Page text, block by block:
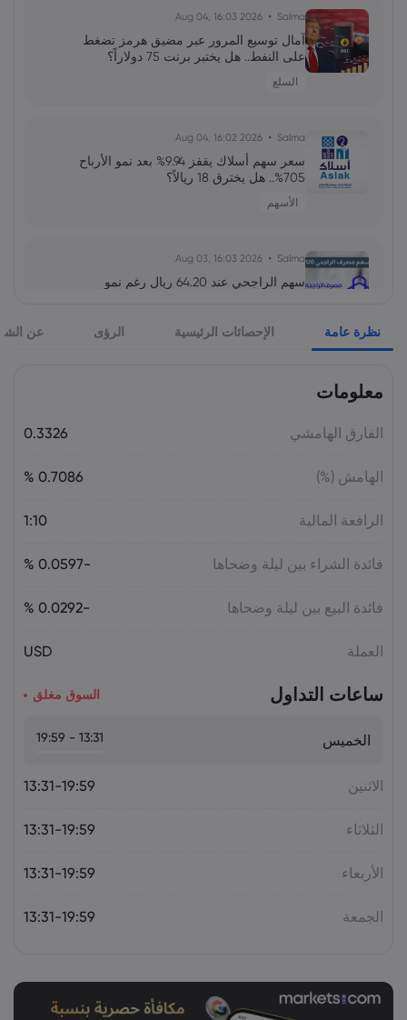
لعام 2027 وسط تغيرات في العرض والطلب
Salma
2026 Aug 04, 16:03
آمال توسيع المرور عبر مضيق هرمز تضغط
على النفط.. هل يختبر برنت 75 دولاراً؟
السلع
Salma
2026 Aug 04, 16:02
سعر سهم أسلاك يقفز 9.94% بعد نمو الأرباح
705%.. هل يخترق 18 ريالاً؟
الأسهم
Salma
2026 Aug 03, 16:03
سهم الراجحي عند 64.20 ريال رغم نمو
الأسهم
الطريق إلى 4,100؟
Salma
الأرباح.. هل يتجاوز مستوى 2.31 ريال؟
ليرة؟
نظرة عامة الإحصائات الرئيسية الرؤى عن
معلومات
الفارق الهامشي 0.3326
الهامش (%) 0.7086 %
الرافعة المالية 1:10
فائدة الشراء بين ليلة وضحاها -0.0597 %
فائدة البيع بين ليلة وضحاها -0.0292 %
العملة USD
ساعات التداول السوق مغلق
الخميس 13:31 - 19:59
الاثنين 13:31-19:59
الثلاثاء 13:31-19:59
الأربعاء 13:31-19:59
الجمعة 13:31-19:59